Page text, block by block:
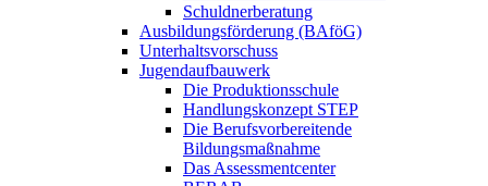
Schuldnerberatung
Ausbildungsförderung (BAföG)
Unterhaltsvorschuss
Jugendaufbauwerk
Die Produktionsschule
Handlungskonzept STEP
Die Berufsvorbereitende
Bildungsmaßnahme
Das Assessmentcenter